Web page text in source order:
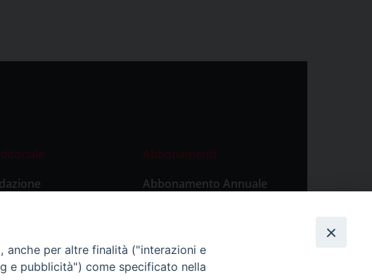
Abbonamenti
Abbonamento Annuale
Abbonamento Singola
anche per altre finalità ("interazioni e
e pubblicità") come specificato nella